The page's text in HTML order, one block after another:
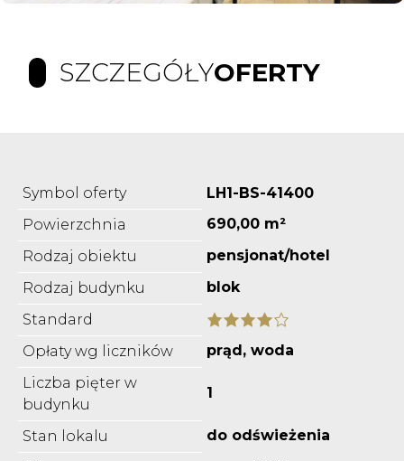
SZCZEGÓŁYOFERTY
Symbol oferty
LH1-BS-41400
Powierzchnia
690,00 m²
Rodzaj obiektu
pensjonat/hotel
Rodzaj budynku
blok
Standard
Opłaty wg liczników
prąd, woda
Liczba pięter w
budynku
1
Stan lokalu
do odświeżenia